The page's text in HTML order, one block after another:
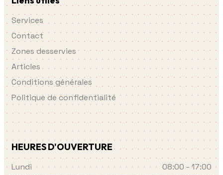
Services
Contact
Zones desservies
Articles
Conditions générales
Politique de confidentialité
HEURES D'OUVERTURE
Lundi
08:00 - 17:00